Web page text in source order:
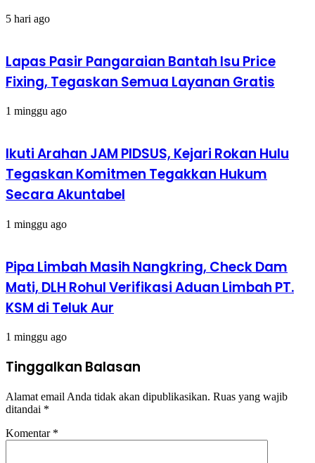
5 hari ago
Lapas Pasir Pangaraian Bantah Isu Price
Fixing, Tegaskan Semua Layanan Gratis
1 minggu ago
Ikuti Arahan JAM PIDSUS, Kejari Rokan Hulu
Tegaskan Komitmen Tegakkan Hukum
Secara Akuntabel
1 minggu ago
Pipa Limbah Masih Nangkring, Check Dam
Mati, DLH Rohul Verifikasi Aduan Limbah PT.
KSM di Teluk Aur
1 minggu ago
Tinggalkan Balasan
Alamat email Anda tidak akan dipublikasikan. Ruas yang wajib
ditandai *
Komentar *